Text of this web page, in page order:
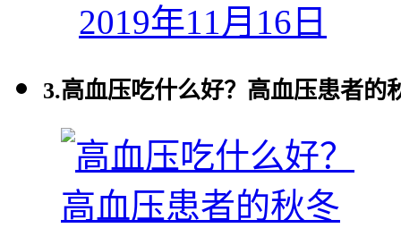
2019年11月16日
3.高血压吃什么好？高血压患者的